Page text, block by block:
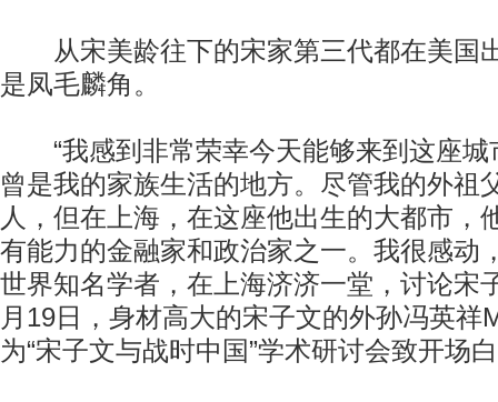
从宋美龄往下的宋家第三代都在美国
是凤毛麟角。
“我感到非常荣幸今天能够来到这座城
曾是我的家族生活的地方。尽管我的外祖
人，但在上海，在这座他出生的大都市，
有能力的金融家和政治家之一。我很感动
世界知名学者，在上海济济一堂，讨论宋
月19日，身材高大的宋子文的外孙冯英祥
为“宋子文与战时中国”学术研讨会致开场